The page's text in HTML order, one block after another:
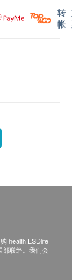
，请安心
货品是否
任何残缺
有效收据
方式联络
进。
转
帐
health.ESDlife
部联络。我们会